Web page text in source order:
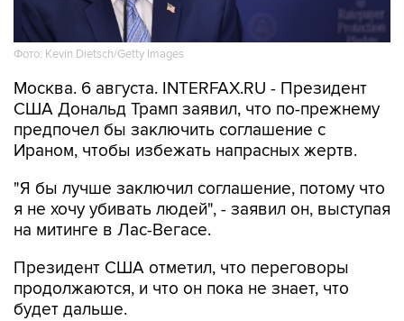
Фото: Kevin Dietsch/Getty Images
Москва. 6 августа. INTERFAX.RU - Президент
США Дональд Трамп заявил, что по-прежнему
предпочел бы заключить соглашение с
Ираном, чтобы избежать напрасных жертв.
"Я бы лучше заключил соглашение, потому что
я не хочу убивать людей", - заявил он, выступая
на митинге в Лас-Вегасе.
Президент США отметил, что переговоры
продолжаются, и что он пока не знает, что
будет дальше.